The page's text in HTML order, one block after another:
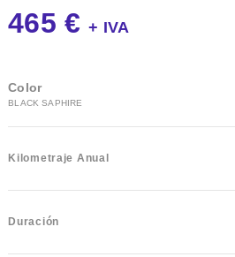
465 €+ IVA
Color
BLACK SAPHIRE
Kilometraje Anual
Duración